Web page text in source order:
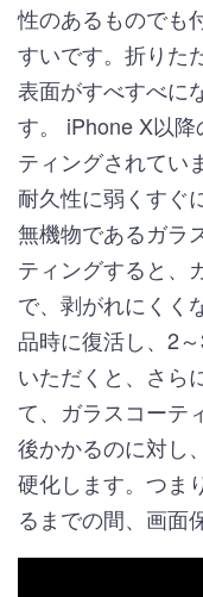
性のあるものでも
すいです。折りた
表面がすべすべに
す。 iPhone X以
ティングされてい
耐久性に弱くすぐ
無機物であるガラ
ティングすると、
で、剥がれにくく
品時に復活し、2
いただくと、さら
て、ガラスコーテ
後かかるのに対し
硬化します。つま
るまでの間、画面